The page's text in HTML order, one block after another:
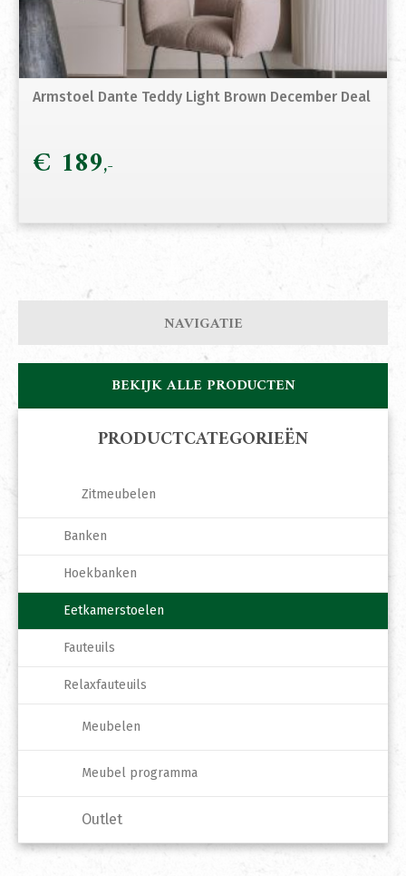
Armstoel Dante Teddy Light Brown December Deal
€ 189
NAVIGATIE
BEKIJK ALLE PRODUCTEN
PRODUCTCATEGORIEËN
Zitmeubelen
Banken
Hoekbanken
Eetkamerstoelen
Fauteuils
Relaxfauteuils
Meubelen
Meubel programma
Outlet